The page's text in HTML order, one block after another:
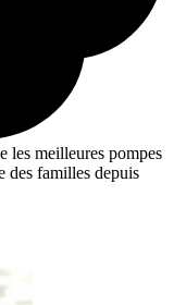
les meilleures pompes
des familles depuis